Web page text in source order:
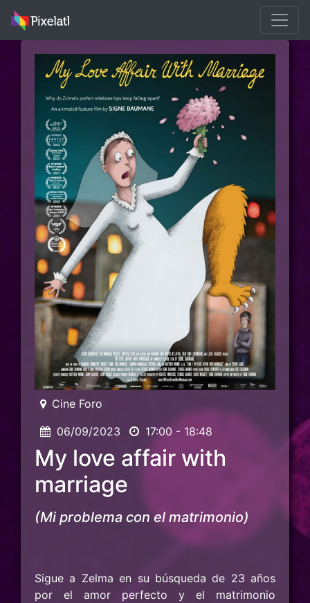
Cine Foro
06/09/2023
17:00 - 18:48
My love affair with
marriage
(Mi problema con el matrimonio)
Sigue a Zelma en su búsqueda de 23 años
por el amor perfecto y el matrimonio